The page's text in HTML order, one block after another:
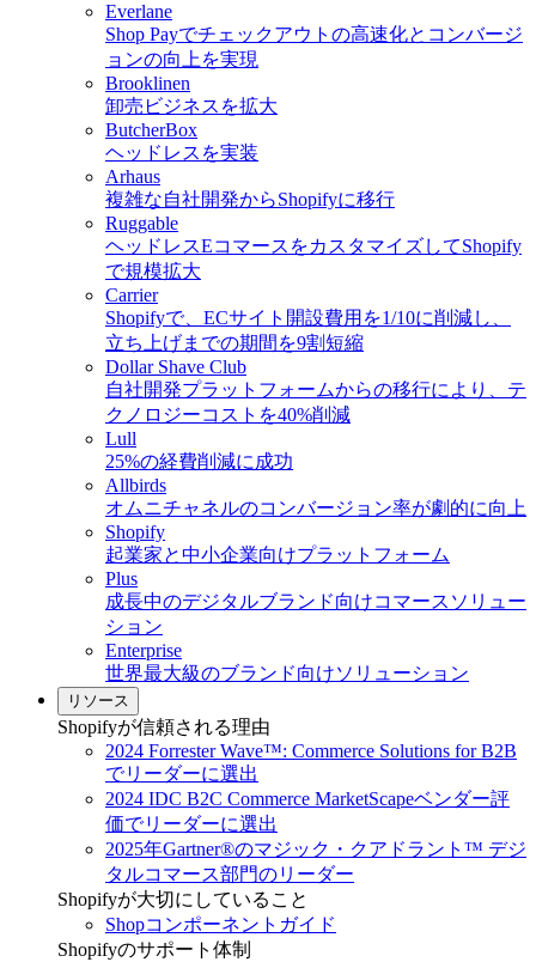
Everlane
Shop Payでチェックアウトの高速化とコンバージ
ョンの向上を実現
Brooklinen
卸売ビジネスを拡大
ButcherBox
ヘッドレスを実装
Arhaus
複雑な自社開発からShopifyに移行
Ruggable
ヘッドレスEコマースをカスタマイズしてShopify
で規模拡大
Carrier
Shopifyで、ECサイト開設費用を1/10に削減し、
立ち上げまでの期間を9割短縮
Dollar Shave Club
自社開発プラットフォームからの移行により、テ
クノロジーコストを40%削減
Lull
25%の経費削減に成功
Allbirds
オムニチャネルのコンバージョン率が劇的に向上
Shopify
起業家と中小企業向けプラットフォーム
Plus
成長中のデジタルブランド向けコマースソリュー
ション
Enterprise
世界最大級のブランド向けソリューション
リソース
Shopifyが信頼される理由
2024 Forrester Wave™: Commerce Solutions for B2B
でリーダーに選出
2024 IDC B2C Commerce MarketScapeベンダー評
価でリーダーに選出
2025年Gartner®のマジック・クアドラント™ デジ
タルコマース部門のリーダー
Shopifyが大切にしていること
Shopコンポーネントガイド
Shopifyのサポート体制